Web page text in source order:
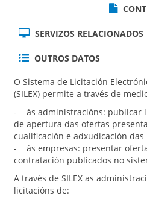
SERVIZOS RELACIONADOS
OUTROS DATOS
O Sistema de Licitación
(SILEX) permite a través de
- ás administracións: publicar
de apertura das ofertas
cualificación e adxudicación das
- ás empresas: presentar
contratación publicados no
A través de SILEX as
licitacións de: